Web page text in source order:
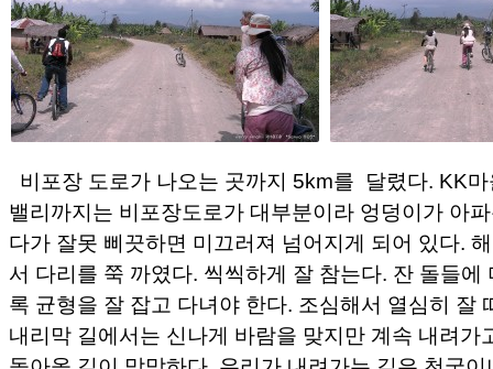
비포장 도로가 나오는 곳까지 5km를 달렸다. KK
밸리까지는 비포장도로가 대부분이라 엉덩이가 아
다가 잘못 삐끗하면 미끄러져 넘어지게 되어 있다.
서 다리를 쭉 까였다. 씩씩하게 잘 참는다. 잔 돌들에
록 균형을 잘 잡고 다녀야 한다. 조심해서 열심히 잘
내리막 길에서는 신나게 바람을 맞지만 계속 내려가